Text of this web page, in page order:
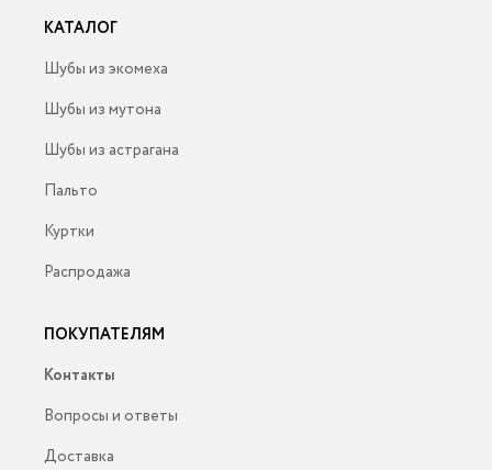
КАТАЛОГ
Шубы из экомеха
Шубы из мутона
Шубы из астрагана
Пальто
Куртки
Распродажа
ПОКУПАТЕЛЯМ
Контакты
Вопросы и ответы
Доставка